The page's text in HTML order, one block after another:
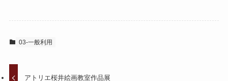
03-一般利用
アトリエ桜井絵画教室作品展